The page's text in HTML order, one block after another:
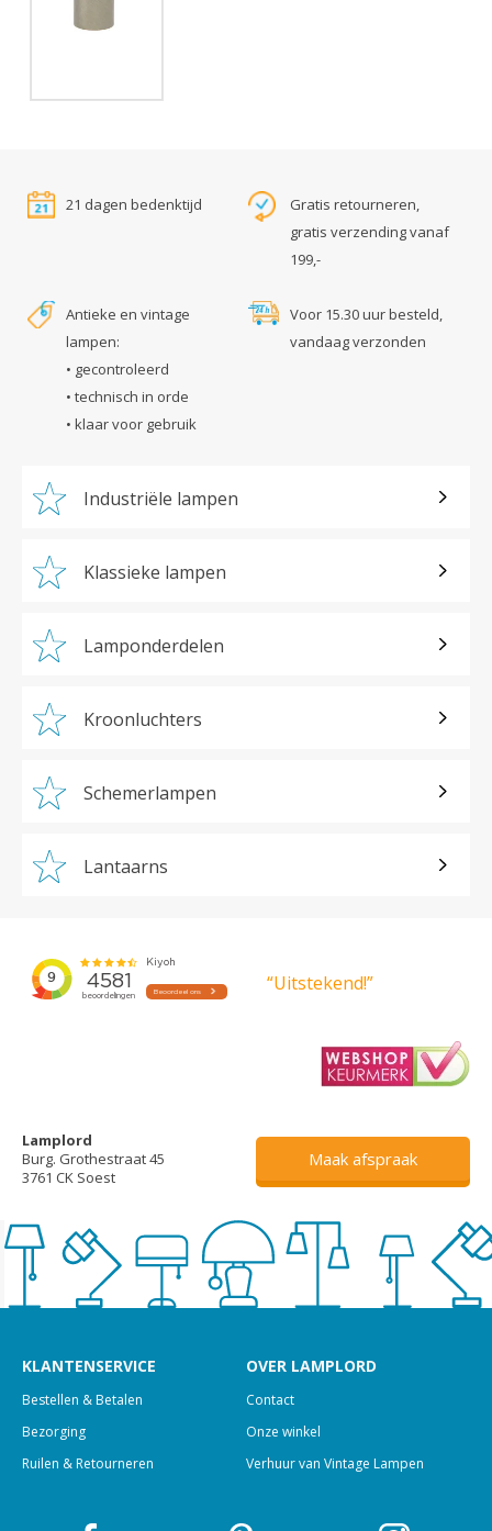
21 dagen bedenktijd
Gratis retourneren,
gratis verzending vanaf
199,-
Antieke en vintage
lampen:
• gecontroleerd
• technisch in orde
• klaar voor gebruik
Voor 15.30 uur besteld,
vandaag verzonden
Industriële lampen
Klassieke lampen
Lamponderdelen
Kroonluchters
Schemerlampen
Lantaarns
“Uitstekend!”
Lamplord
Burg. Grothestraat 45
3761 CK Soest
Maak afspraak
KLANTENSERVICE
Bestellen & Betalen
Bezorging
Ruilen & Retourneren
OVER LAMPLORD
Contact
Onze winkel
Verhuur van Vintage Lampen